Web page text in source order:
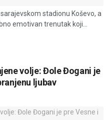
stadionu Koševo, a
emotivan trenutak koji...
volje: Đole Đogani je
ljubav